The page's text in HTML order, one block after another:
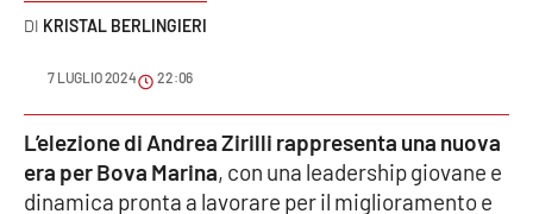
Meteo
Editoriali
VIDEO
KRISTAL BERLINGIERI
7 LUGLIO 2024 22:06
L’elezione di Andrea Zirilli rappresenta una nuova
era per Bova Marina, con una leadership giovane e
dinamica pronta a lavorare per il miglioramento e